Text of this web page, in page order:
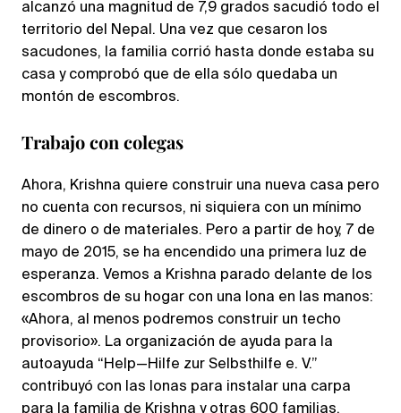
alcanzó una magnitud de 7,9 grados sacudió todo el
territorio del Nepal. Una vez que cesaron los
sacudones, la familia corrió hasta donde estaba su
casa y comprobó que de ella sólo quedaba un
montón de escombros.
Trabajo con colegas
Ahora, Krishna quiere construir una nueva casa pero
no cuenta con recursos, ni siquiera con un mínimo
de dinero o de materiales. Pero a partir de hoy, 7 de
mayo de 2015, se ha encendido una primera luz de
esperanza. Vemos a Krishna parado delante de los
escombros de su hogar con una lona en las manos:
«Ahora, al menos podremos construir un techo
provisorio». La organización de ayuda para la
autoayuda “Help—Hilfe zur Selbsthilfe e. V.”
contribuyó con las lonas para instalar una carpa
para la familia de Krishna y otras 600 familias.